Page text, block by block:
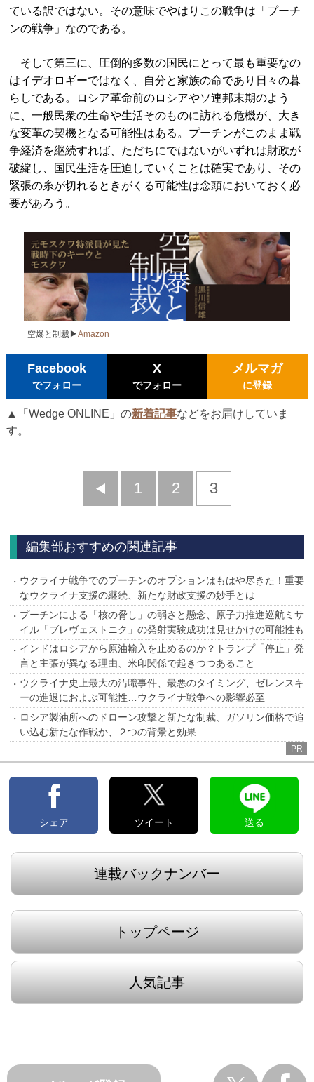
ている訳ではない。その意味でやはりこの戦争は「プーチ
ンの戦争」なのである。
そして第三に、圧倒的多数の国民にとって最も重要なの
はイデオロギーではなく、自分と家族の命であり日々の暮
らしである。ロシア革命前のロシアやソ連邦末期のよう
に、一般民衆の生命や生活そのものに訪れる危機が、大き
な変革の契機となる可能性はある。プーチンがこのまま戦
争経済を継続すれば、ただちにではないがいずれは財政が
破綻し、国民生活を圧迫していくことは確実であり、その
緊張の糸が切れるときがくる可能性は念頭においておく必
要があろう。
空爆と制裁▶Amazon
Facebook
でフォロー
X
でフォロー
メルマガ
に登録
▲「Wedge ONLINE」の新着記事などをお届けしていま
す。
前
1 2 3
編集部おすすめの関連記事
ウクライナ戦争でのプーチンのオプションはもはや尽きた！重要
なウクライナ支援の継続、新たな財政支援の妙手とは
プーチンによる「核の脅し」の弱さと懸念、原子力推進巡航ミサ
イル「ブレヴェストニク」の発射実験成功は見せかけの可能性も
インドはロシアから原油輸入を止めるのか？トランプ「停止」発
言と主張が異なる理由、米印関係で起きつつあること
ウクライナ史上最大の汚職事件、最悪のタイミング、ゼレンスキ
ーの進退におよぶ可能性…ウクライナ戦争への影響必至
ロシア製油所へのドローン攻撃と新たな制裁、ガソリン価格で追
い込む新たな作戦か、２つの背景と効果
PR
シェア ツイート 送る
連載バックナンバー
トップページ
人気記事